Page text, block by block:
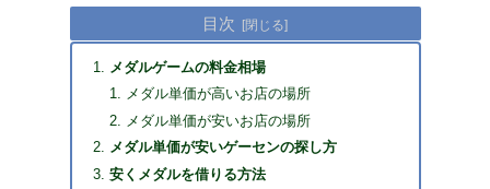
目次
メダルゲームの料金相場
メダル単価が高いお店の場所
メダル単価が安いお店の場所
メダル単価が安いゲーセンの探し方
安くメダルを借りる方法